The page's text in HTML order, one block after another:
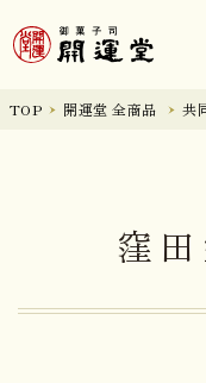
TOP 開運堂 全商品 共
窪